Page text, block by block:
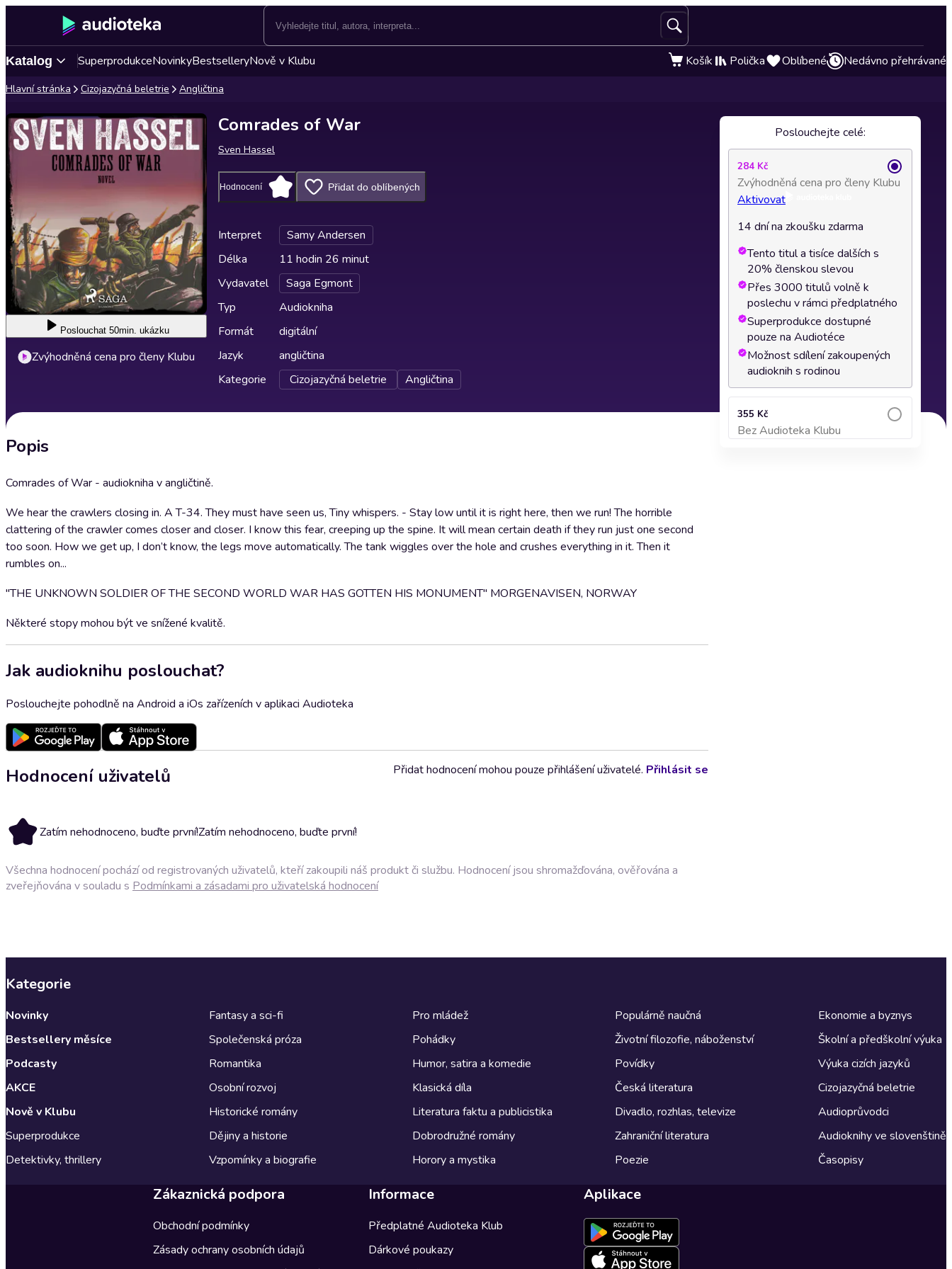
Katalog SuperprodukceNovinkyBestselleryNově v Klubu Košík Polička Oblíbené Nedávno přehrávané
Hlavní stránka Cizojazyčná beletrie Angličtina
Poslouchat 50min. ukázku
Zvýhodněná cena pro členy Klubu
Comrades of War
Sven Hassel
Hodnocení Přidat do oblíbených
Interpret
Samy Andersen
Délka
11 hodin 26 minut
Vydavatel
Saga Egmont
Typ
Audiokniha
Formát
digitální
Jazyk
angličtina
Kategorie
Cizojazyčná beletrie Angličtina
Popis
Comrades of War - audiokniha v angličtině.
We hear the crawlers closing in. A T-34. They must have seen us, Tiny whispers. - Stay low until it is right here, then we run! The horrible
clattering of the crawler comes closer and closer. I know this fear, creeping up the spine. It will mean certain death if they run just one second
too soon. How we get up, I don’t know, the legs move automatically. The tank wiggles over the hole and crushes everything in it. Then it
rumbles on...
"THE UNKNOWN SOLDIER OF THE SECOND WORLD WAR HAS GOTTEN HIS MONUMENT" MORGENAVISEN, NORWAY
Některé stopy mohou být ve snížené kvalitě.
Jak audioknihu poslouchat?
Poslouchejte pohodlně na Android a iOs zařízeních v aplikaci Audioteka
Hodnocení uživatelů
Zatím nehodnoceno, buďte první!Zatím nehodnoceno, buďte první!
Přidat hodnocení mohou pouze přihlášení uživatelé. Přihlásit se
Všechna hodnocení pochází od registrovaných uživatelů, kteří zakoupili náš produkt či službu. Hodnocení jsou shromažďována, ověřována a
zveřejňována v souladu s Podmínkami a zásadami pro uživatelská hodnocení
Poslouchejte celé:
284 Kč
Zvýhodněná cena pro členy Klubu
Aktivovat
14 dní na zkoušku zdarma
Tento titul a tisíce dalších s
20% členskou slevou
Přes 3000 titulů volně k
poslechu v rámci předplatného
Superprodukce dostupné
pouze na Audiotéce
Možnost sdílení zakoupených
audioknih s rodinou
355 Kč
Bez Audioteka Klubu
Přidat do košíku
Kategorie
Novinky
Bestsellery měsíce
Podcasty
AKCE
Nově v Klubu
Superprodukce
Detektivky, thrillery
Fantasy a sci-fi
Společenská próza
Romantika
Osobní rozvoj
Historické romány
Dějiny a historie
Vzpomínky a biografie
Pro mládež
Pohádky
Humor, satira a komedie
Klasická díla
Literatura faktu a publicistika
Dobrodružné romány
Horory a mystika
Populárně naučná
Životní filozofie, náboženství
Povídky
Česká literatura
Divadlo, rozhlas, televize
Zahraniční literatura
Poezie
Ekonomie a byznys
Školní a předškolní výuka
Výuka cizích jazyků
Cizojazyčná beletrie
Audioprůvodci
Audioknihy ve slovenštině
Časopisy
Zákaznická podpora
Obchodní podmínky
Zásady ochrany osobních údajů
Informace
Předplatné Audioteka Klub
Dárkové poukazy
Aplikace